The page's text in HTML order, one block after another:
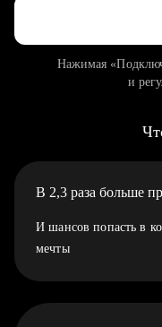
Нажимая
и
В 2,3 раза больше
И шансов попасть в
мечты